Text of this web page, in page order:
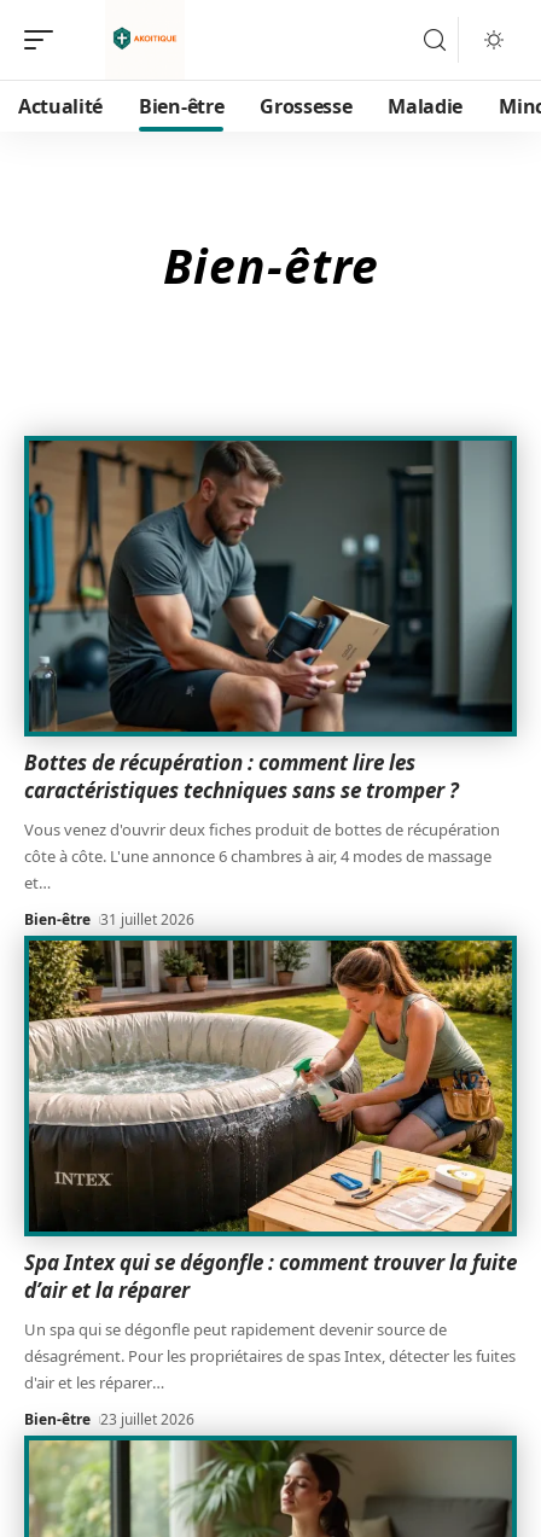
Actualité Bien-être Grossesse Maladie
Bien-être
Bottes de récupération : comment lire les
caractéristiques techniques sans se tromper ?
Vous venez d'ouvrir deux fiches produit de bottes de récupération
côte à côte. L'une annonce 6 chambres à air, 4 modes de massage
et…
Bien-être 31 juillet 2026
Spa Intex qui se dégonfle : comment trouver la fuite
d’air et la réparer
Un spa qui se dégonfle peut rapidement devenir source de
désagrément. Pour les propriétaires de spas Intex, détecter les fuites
d'air et les réparer…
Bien-être 23 juillet 2026